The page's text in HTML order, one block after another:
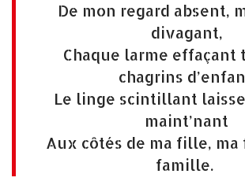
De mon regard absent,
divagant,
Chaque larme effaçant
chagrins
Le linge scintillant
maint’nant
Aux côtés de ma fille, ma
famille.